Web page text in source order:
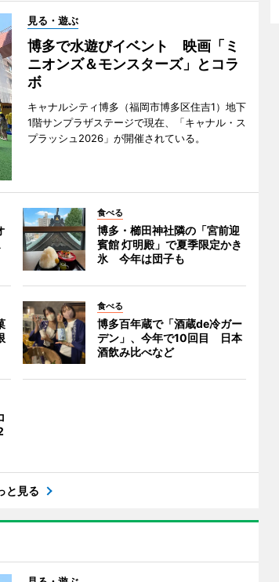
見る・遊ぶ
博多で水遊びイベント 映画「ミ
ニオンズ＆モンスターズ」とコラ
ボ
キャナルシティ博多（福岡市博多区住吉1）地下
1階サンプラザステージで現在、「キャナル・ス
プラッシュ2026」が開催されている。
食べる
博多・櫛田神社隣の「宮前迎
賓館 灯明殿」で夏季限定かき
氷 今年は団子も
食べる
博多百年蔵で「酒蔵de冷ガー
デン」、今年で10回目 日本
酒飲み比べなど
と見る